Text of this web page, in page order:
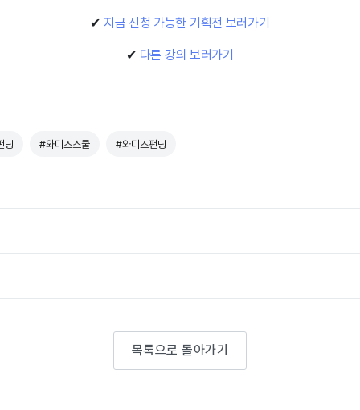
✔ 지금 신청 가능한 기획전 보러가기
✔ 다른 강의 보러가기
딩 #와디즈스쿨 #와디즈펀딩
목록으로 돌아가기